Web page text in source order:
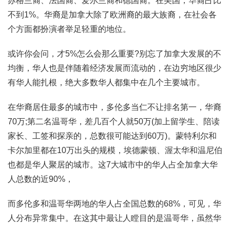
不到1%。华裔是加拿大除了欧洲裔的最大族裔，在社会各
个方面都扮演者举足轻重的地位。
或许你会问，才5%怎么会那么重要?别忘了加拿大发展的不
均衡，华人也是伴随着经济发展而流动的，在边穷地区很少
有华人能扎根，绝大多数华人都集中在几个主要城市。
在华裔居住最多的城市中，多伦多当仁不让排名第一，华裔
70万;第二名温哥华，差几百个人就50万(加上留学生、陪读
家长、工签和探亲的，总数很可能达到60万)。蒙特利尔和
卡尔加里都在10万出头的规模，埃德蒙顿、渥太华和温尼伯
也都是华人聚居的城市。这7大城市中的华人占全加拿大华
人总数的近90%，
而多伦多和温哥华两地的华人占全国总数的68%，可见，华
人分布异常集中。在这其中最让人瞠目的是温哥华，虽然华